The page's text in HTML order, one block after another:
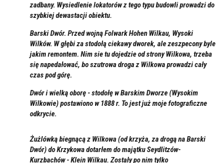
zadbany. Wysiedlenie lokatorów z tego typu budowli prowadzi do
szybkiej dewastacji obiektu.
Barski Dwór. Przed wojną Folwark Hohen Wilkau, Wysoki
Wilków. W głębi za stodołą ciekawy dworek, ale zeszpecony byle
jakim remontem. Nim sie tu dojedzie od strony Wilkowa, trzeba
się napedałować, bo szutrowa droga z Wilkowa prowadzi cały
czas pod górę.
Dwór i wielką oborę - stodołę w Barskim Dworze (Wysokim
Wilkowie) postawiono w 1888 r. To jest już moje fotograficzne
odkrycie.
Żużlówką biegnącą z Wilkowa (od krzyża, za drogą na Barski
Dwór) do Krzykowa dotarłem do majątku Seydlitzów-
Kurzbachów - Klein Wilkau. Zostały po nim tylko